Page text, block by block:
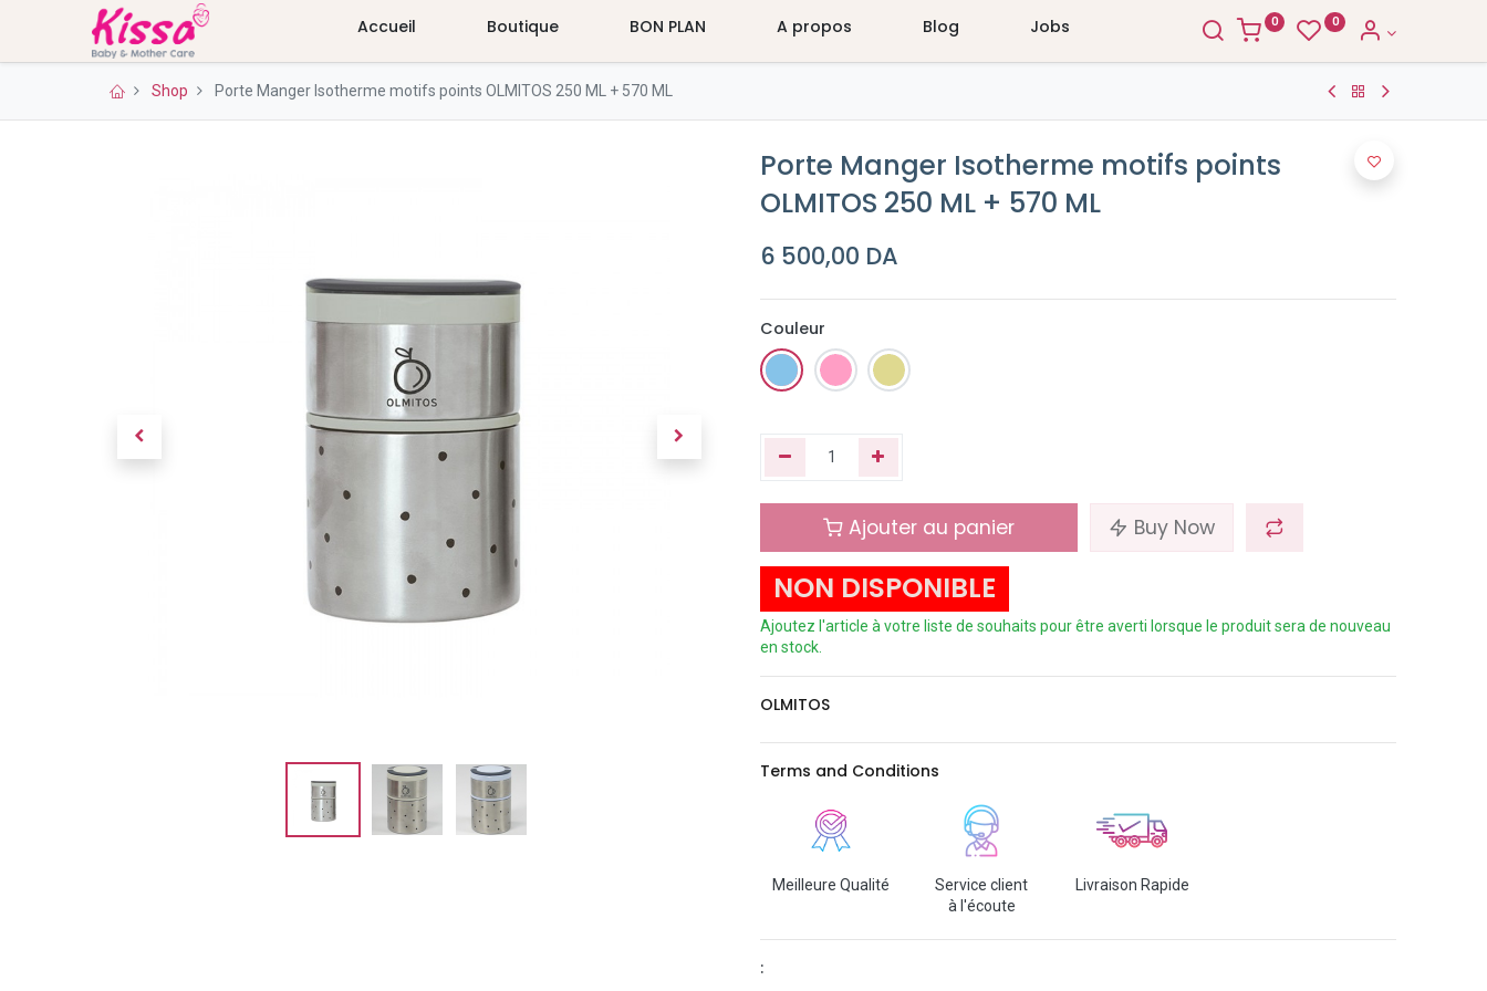
Accueil Boutique BON PLAN A propos Blog Jobs 0 0
Shop Porte Manger Isotherme motifs points OLMITOS 250 ML + 570 ML
Porte Manger Isotherme motifs points
OLMITOS 250 ML + 570 ML
6 500,00 DA
Couleur
Ajouter au panier Buy Now
NON DISPONIBLE
Ajoutez l'article à votre liste de souhaits pour être averti lorsque le produit sera de nouveau
en stock.
OLMITOS
Terms and Conditions
Meilleure Qualité
Service client
à l'écoute
Livraison Rapide
: